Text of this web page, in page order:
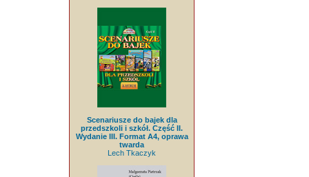
Scenariusze do bajek dla
przedszkoli i szkół. Część II.
Wydanie III. Format A4, oprawa
twarda
Lech Tkaczyk